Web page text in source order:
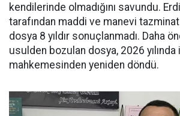
kendilerinde olmadığını savundu.
tarafından maddi ve manevi tazminat
dosya 8 yıldır sonuçlanmadı. Daha
usulden bozulan dosya, 2026
mahkemesinden yeniden döndü.